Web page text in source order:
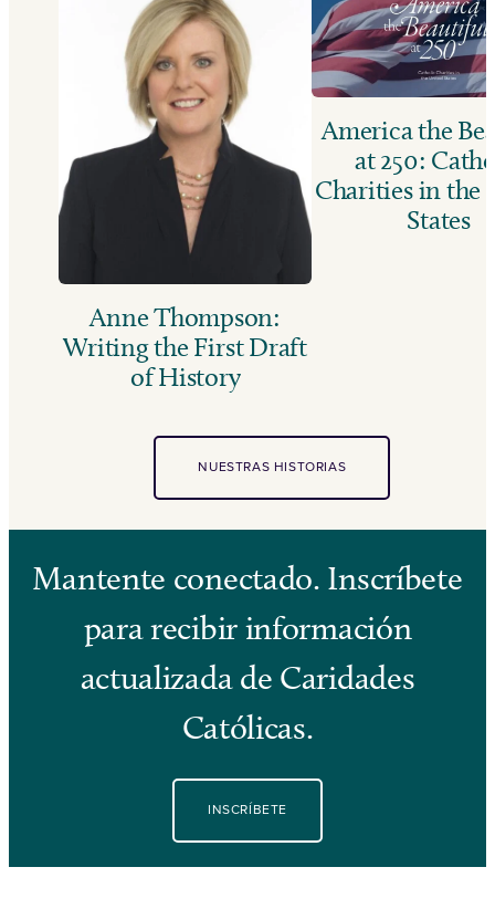
Anne Thompson:
Writing the First Draft
of History
America the
at 250:
Charities in the
States
NUESTRAS HISTORIAS
Mantente conectado. Inscríbete
para recibir información
actualizada de Caridades
Católicas.
INSCRÍBETE